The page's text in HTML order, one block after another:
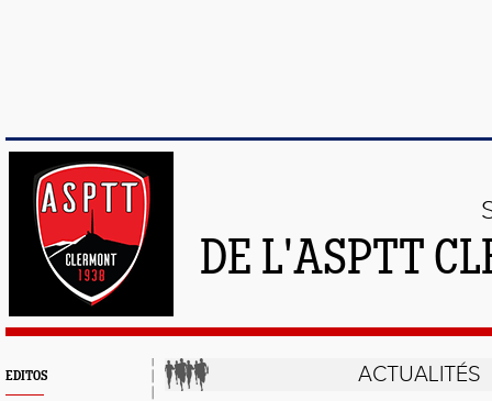
DE L'ASPTT
EDITOS ACTUALITÉS